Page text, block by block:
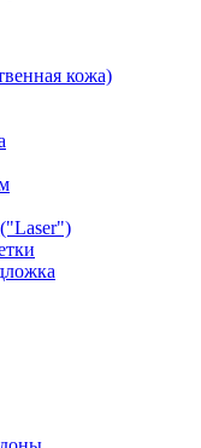
кожа)